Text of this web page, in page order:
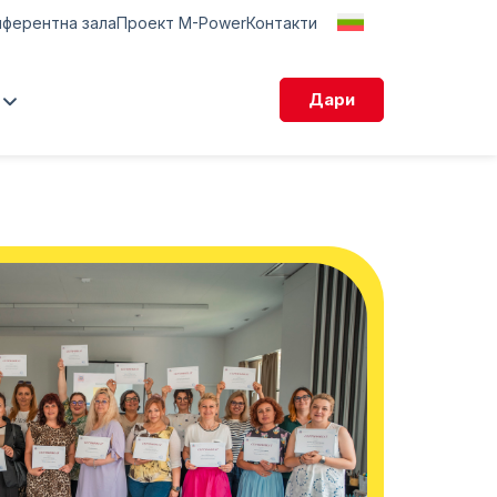
залаПроект M-PowerКонтакти
подкрепа
дарения
зала
Дари